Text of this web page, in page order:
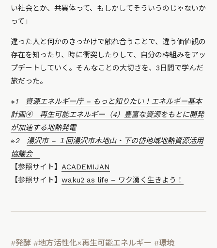
い社会とか、共異体って、もしかしてそういうのじゃないか
って」
違った人と何かのきっかけで触れ合うことで、違う価値観の
存在を知ったり、時に衝突したりして、自分の枠組みをアッ
プデートしていく。そんなことの大切さを、3日間で学んだ
旅だった。
※1
資源エネルギー庁 – もっと知りたい！エネルギー基本
計画④ 再生可能エネルギー（4）豊富な資源をもとに開発
が加速する地熱発電
※2 湯沢市 – １回湯沢市木地山・下の岱地域地熱資源活用
協議会
【参照サイト】ACADEMIJAN
【参照サイト】waku2 as life – ワク湧く生きよう！
#発酵 #地方活性化×再生可能エネルギー #環境